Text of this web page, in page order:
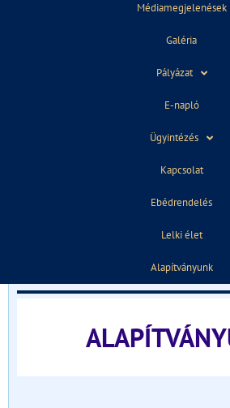
Médiamegjelenések
Galéria
Pályázat
E-napló
Ügyintézés
Kapcsolat
Ebédrendelés
Lelki élet
Alapítványunk
TÁJÉKOZTATÓ